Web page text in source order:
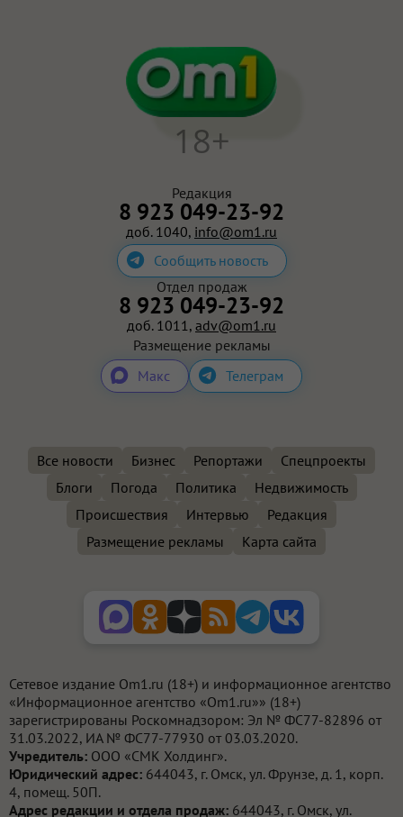
Редакция
8 923 049-23-92
доб. 1040, info@om1.ru
Сообщить новость
18+
Отдел продаж
8 923 049-23-92
доб. 1011, adv@om1.ru
Размещение рекламы
Макс
Телеграм
Все новости Бизнес Репортажи
Спецпроекты
Блоги
Погода Политика
Недвижимость
Происшествия
Интервью
Редакция
Размещение рекламы
Карта сайта
Сетевое издание Om1.ru (18+) и информационное агентство
«Информационное агентство «Om1.ru»» (18+)
зарегистрированы Роскомнадзором: Эл № ФС77-82896 от
31.03.2022, ИА № ФС77-77930 от 03.03.2020.
Учредитель: ООО «СМК Холдинг».
Юридический адрес: 644043, г. Омск, ул. Фрунзе, д. 1, корп.
4, помещ. 50П.
Адрес редакции и отдела продаж: 644043, г. Омск, ул.